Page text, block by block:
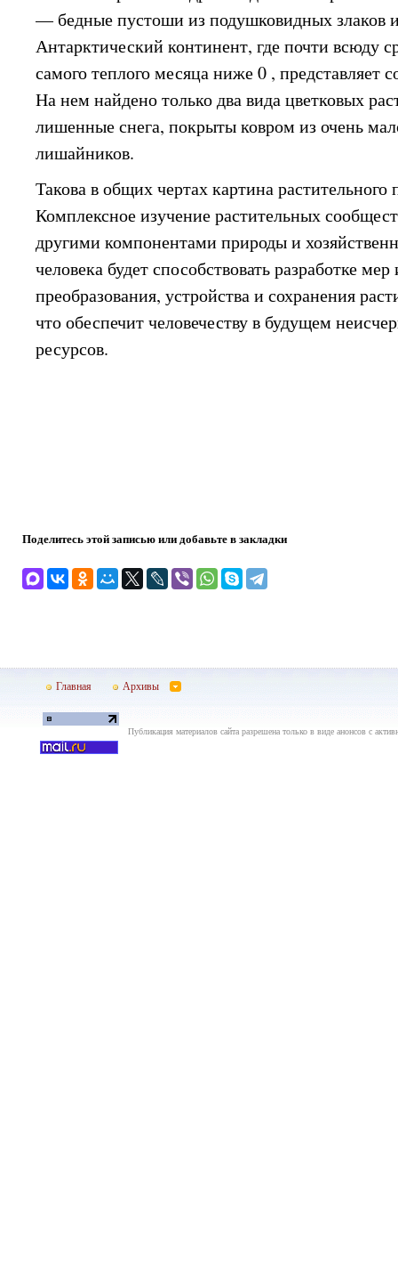
— бедные пустоши из подушковидных злаков и
Антарктический континент, где почти всюду
самого теплого месяца ниже 0 ,
На нем найдено только два вида цветковых
лишенные снега, покрыты ковром из очень
лишайников.
Такова в общих чертах картина
Комплексное изучение растительных
другими компонентами природы и
человека будет способствовать разработке
преобразования, устройства и сохранения
что обеспечит человечеству в будущем
ресурсов.
Поделитесь этой записью или добавьте в закладки
Главная Архивы
Публикация материалов сайта разрешена только в виде анонсов с